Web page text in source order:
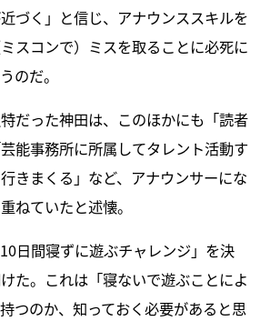
づく」と信じ、アナウンススキルを
スコンで）ミスを取ることに必死に
のだ。
だった神田は、このほかにも「読者
能事務所に所属してタレント活動す
きまくる」など、アナウンサーにな
ねていたと述懐。
日間寝ずに遊ぶチャレンジ」を決
た。これは「寝ないで遊ぶことによ
つのか、知っておく必要があると思